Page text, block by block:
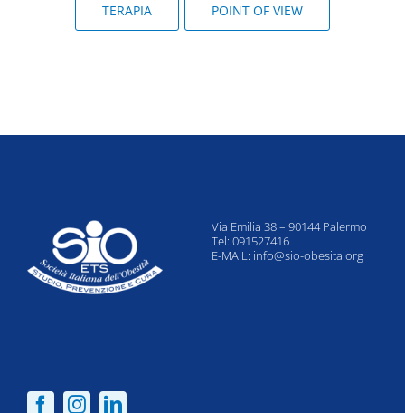
TERAPIA POINT OF VIEW
Via Emilia 38 – 90144 Palermo
Tel: 091527416
E-MAIL: info@sio-obesita.org